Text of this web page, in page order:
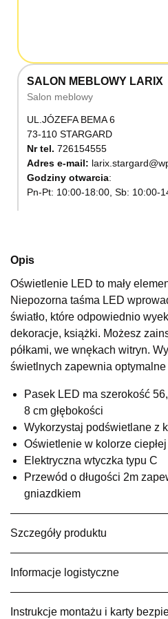
SALON MEBLOWY LARIX
Salon meblowy
UL.JÓZEFA BEMA 6
73-110 STARGARD
Nr tel. 726154555
Adres e-mail:
Godziny otwarcia
Pn-Pt: 10:00-18:00, Sb: 10:00-
SALON MEBLOWY
Salon meblowy
UL.RZEMIEŚLNICZA 6
66-470 KOSTRZYN NAD ODRĄ
Nr tel. 507103199
Godziny otwarcia
SALON MEBLOWY M JAK
Salon meblowy
UL.BASZTOWA 3
76-100 SŁAWNO
Godziny otwarcia
Opis
Oświetlenie LED to mały
Niepozorna taśma LED
światło, które odpowiednio
dekoracje, książki. Możesz
półkami, we wnękach witryn.
świetlnych zapewnia
Pasek LED ma szerokość
8 cm głębokości
Wykorzystaj podświetlane z
Oświetlenie w kolorze
Elektryczna wtyczka typu C
Przewód o długości 2m
gniazdkiem
Szczegóły produktu
Informacje logistyczne
Instrukcje montażu i karty